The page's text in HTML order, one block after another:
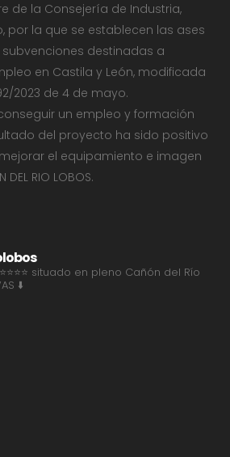
de la Consejería de Industria,
por la que se establecen las ases
destinadas a
en Castila y León, modificada
2023 de 4 de mayo.
un empleo y formación
del proyecto ha sido positivo
el equipamiento e imagen
RIO LOBOS.
situado en pleno Cañón del Río
⬇️